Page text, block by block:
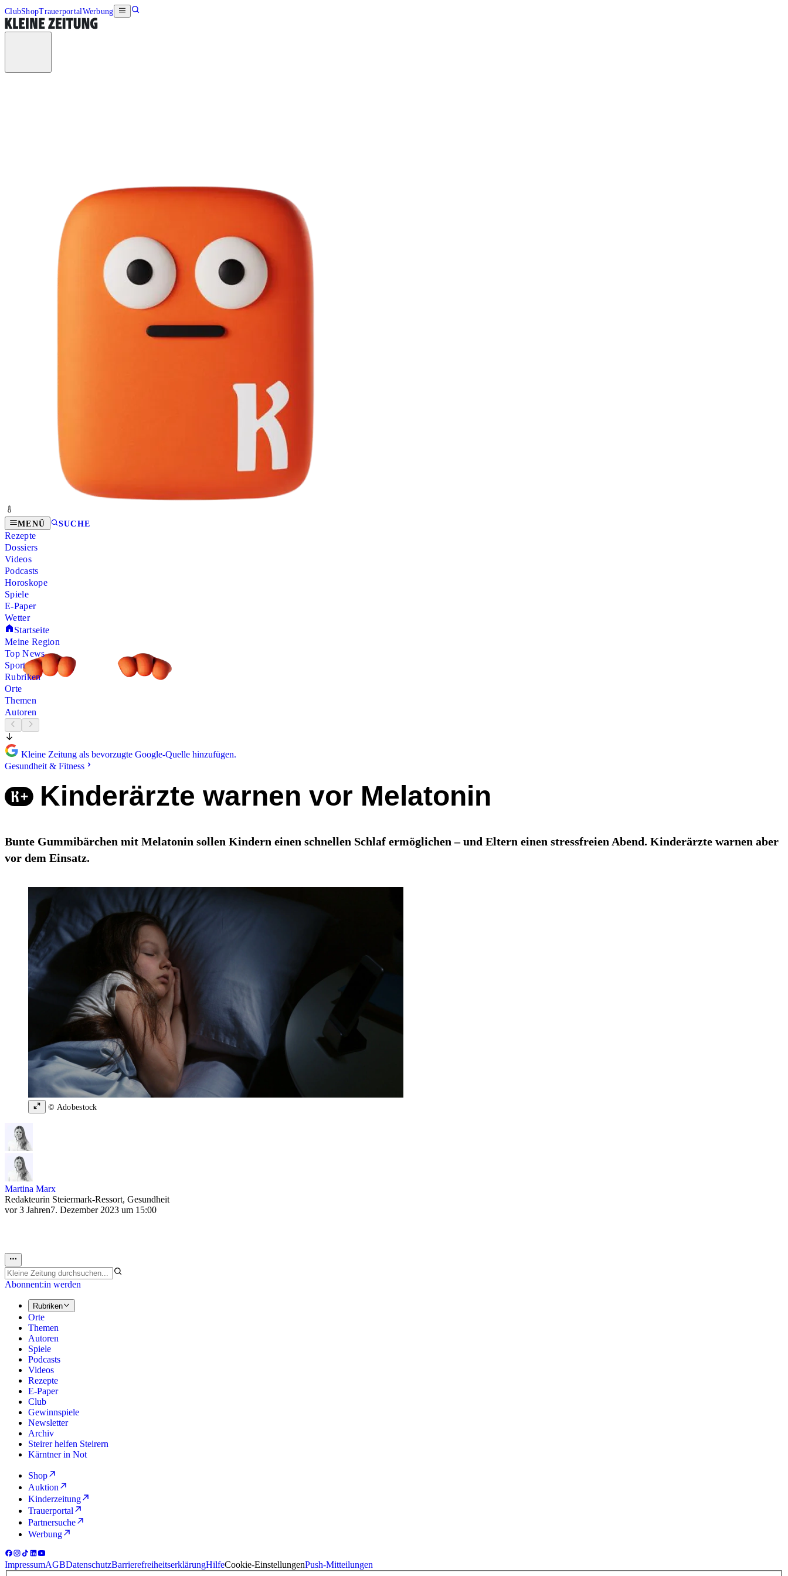
ClubShopTrauerportalWerbung
MENÜ SUCHE
Rezepte
Dossiers
Videos
Podcasts
Horoskope
Spiele
E-Paper
Wetter
Startseite
Meine Region
Top News
Sport
Rubriken
Orte
Themen
Autoren
Kleine Zeitung als bevorzugte Google-Quelle hinzufügen.
Gesundheit & Fitness
Kinderärzte warnen vor Melatonin
Bunte Gummibärchen mit Melatonin sollen Kindern einen schnellen Schlaf ermöglichen – und Eltern einen stressfreien Abend. Kinderärzte warnen aber
vor dem Einsatz.
© Adobestock
Martina Marx
Redakteurin Steiermark-Ressort, Gesundheit
vor 3 Jahren7. Dezember 2023 um 15:00
Abonnent:in werden
Rubriken
Orte
Themen
Autoren
Spiele
Podcasts
Videos
Rezepte
E-Paper
Club
Gewinnspiele
Newsletter
Archiv
Steirer helfen Steirern
Kärntner in Not
Shop
Auktion
Kinderzeitung
Trauerportal
Partnersuche
Werbung
ImpressumAGBDatenschutzBarrierefreiheitserklärungHilfeCookie-EinstellungenPush-Mitteilungen